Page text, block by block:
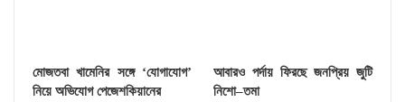
মোজতবা খামেনির সঙ্গে ‘যোগাযোগ’
নিয়ে অভিযোগ পেজেশকিয়ানের
আবারও পর্দায় ফিরছে জনপ্রিয় জুটি
নিশো–তমা